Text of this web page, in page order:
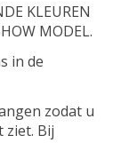
KLEUREN
MODEL.
in de
zodat u
ziet. Bij